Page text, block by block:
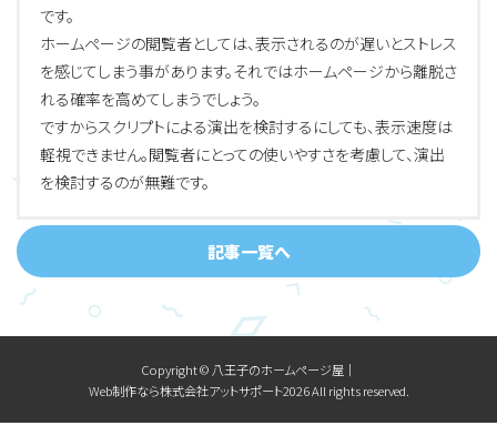
です。
ホームページの閲覧者としては、表示されるのが遅いとストレス
を感じてしまう事があります。それではホームページから離脱さ
れる確率を高めてしまうでしょう。
ですからスクリプトによる演出を検討するにしても、表示速度は
軽視できません。閲覧者にとっての使いやすさを考慮して、演出
を検討するのが無難です。
記事一覧へ
Copyright © 八王子のホームページ屋│
Web制作なら株式会社アットサポート2026 All rights reserved.